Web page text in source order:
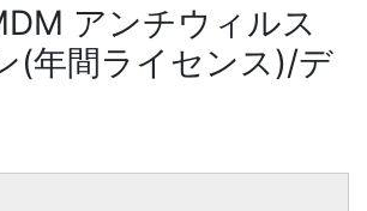
アンチウィルス
(年間ライセンス)/デ